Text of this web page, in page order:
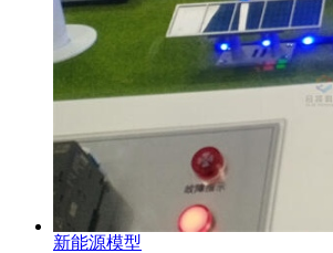
新能源模型